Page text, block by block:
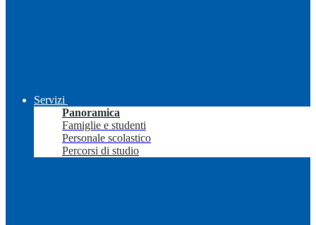
Servizi
Panoramica
Famiglie e studenti
Personale scolastico
Percorsi di studio